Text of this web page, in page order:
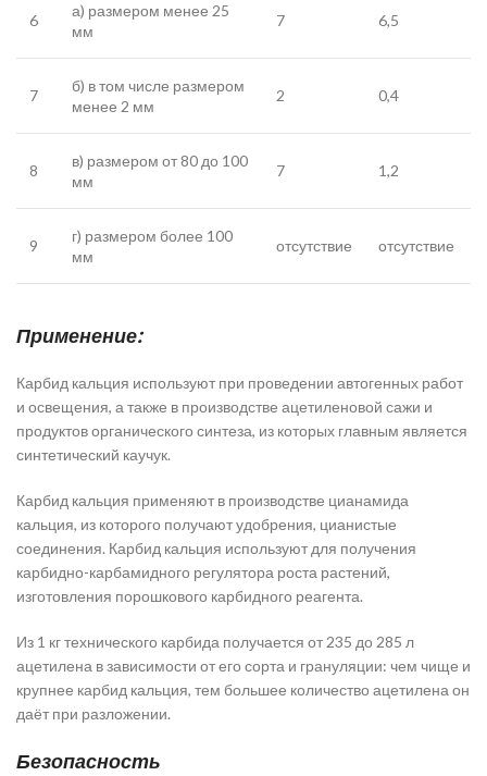
6
а) размером менее 25
мм
7 6,5
7
б) в том числе размером
менее 2 мм
2 0,4
8
в) размером от 80 до 100
мм
7 1,2
9
г) размером более 100
мм
отсутствие отсутствие
Применение:
Карбид кальция используют при проведении автогенных работ
и освещения, а также в производстве ацетиленовой сажи и
продуктов органического синтеза, из которых главным является
синтетический каучук.
Карбид кальция применяют в производстве цианамида
кальция, из которого получают удобрения, цианистые
соединения. Карбид кальция используют для получения
карбидно-карбамидного регулятора роста растений,
изготовления порошкового карбидного реагента.
Из 1 кг технического карбида получается от 235 до 285 л
ацетилена в зависимости от его сорта и грануляции: чем чище и
крупнее карбид кальция, тем большее количество ацетилена он
даёт при разложении.
Безопасность